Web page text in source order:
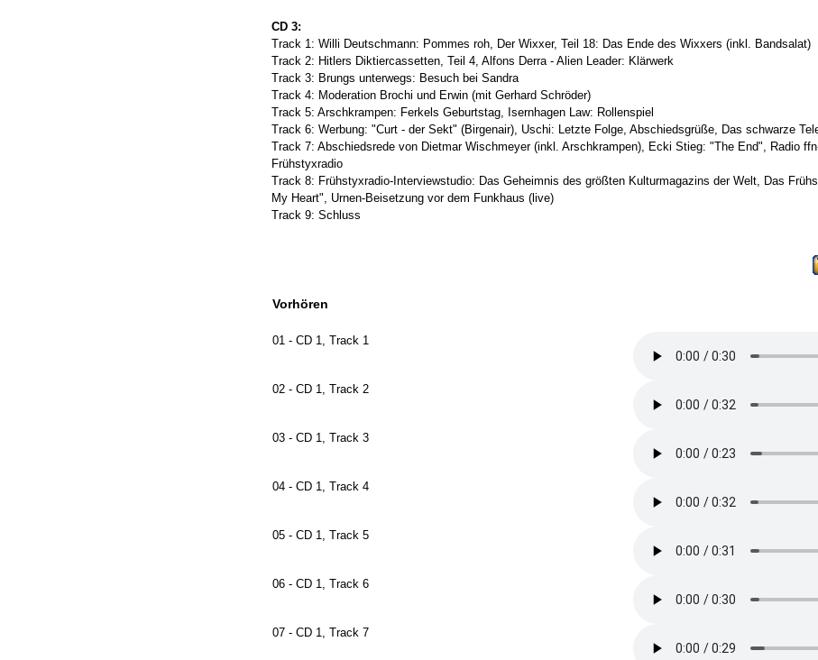
CD 3:
Track 1: Willi Deutschmann: Pommes roh, Der Wixxer, Teil 18: Das Ende des Wixxers (inkl. Bandsalat)
Track 2: Hitlers Diktiercassetten, Teil 4, Alfons Derra - Alien Leader: Klärwerk
Track 3: Brungs unterwegs: Besuch bei Sandra
Track 4: Moderation Brochi und Erwin (mit Gerhard Schröder)
Track 5: Arschkrampen: Ferkels Geburtstag, Isernhagen Law: Rollenspiel
Track 6: Werbung: "Curt - der Sekt" (Birgenair), Uschi: Letzte Folge, Abschiedsgrüße, Das schwarze
Track 7: Abschiedsrede von Dietmar Wischmeyer (inkl. Arschkrampen), Ecki Stieg: "The End", Radio
Frühstyxradio
Track 8: Frühstyxradio-Interviewstudio: Das Geheimnis des größten Kulturmagazins der Welt, Das
My Heart", Urnen-Beisetzung vor dem Funkhaus (live)
Track 9: Schluss
Vorhören
01 - CD 1, Track 1
02 - CD 1, Track 2
03 - CD 1, Track 3
04 - CD 1, Track 4
05 - CD 1, Track 5
06 - CD 1, Track 6
07 - CD 1, Track 7